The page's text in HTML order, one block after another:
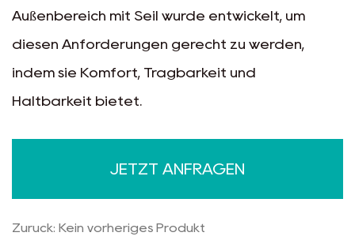
Außenbereich mit Seil wurde entwickelt, um
diesen Anforderungen gerecht zu werden,
indem sie Komfort, Tragbarkeit und
Haltbarkeit bietet.
JETZT ANFRAGEN
Zurück: Kein vorheriges Produkt